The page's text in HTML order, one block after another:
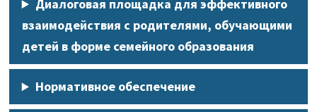
Диалоговая площадка для эффективного
взаимодействия с родителями, обучающими
детей в форме семейного образования
Нормативное обеспечение